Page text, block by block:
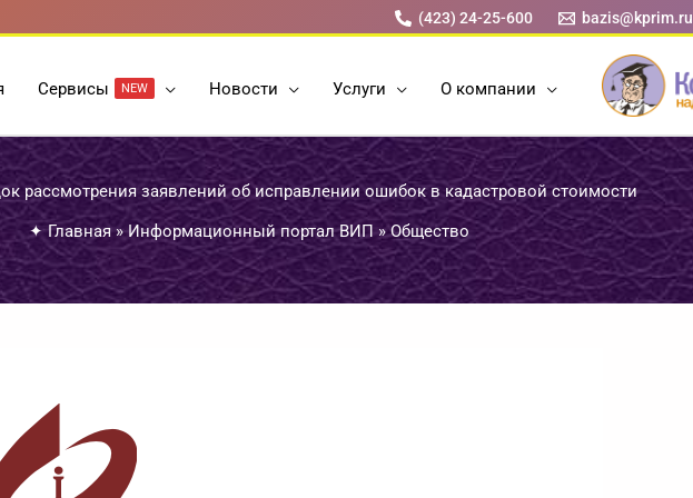
(423) 24-25-600 bazis@kprim.ru
Cервисы NEW Новости Услуги О компании
рассмотрения заявлений об исправлении ошибок в кадастровой стоимости
✦ Главная » Информационный портал ВИП »Общество